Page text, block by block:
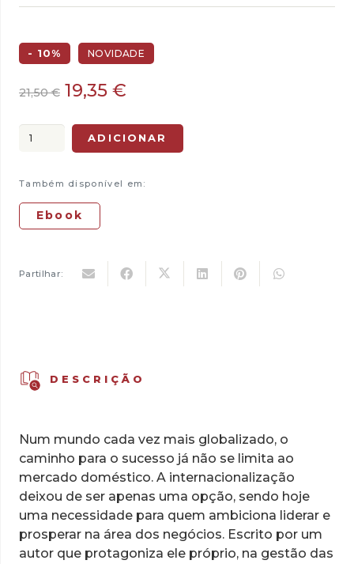
- 10% NOVIDADE
21,50€ O
original
era:
19,35 €
atual
é:
Quantidade
Internacionalização
ADICIONAR
Também disponível em:
Ebook
Partilhar:
DESCRIÇÃO
Num mundo cada vez mais globalizado, o
caminho para o sucesso já não se limita ao
mercado doméstico. A internacionalização
deixou de ser apenas uma opção, sendo hoje
uma necessidade para quem ambiciona liderar e
prosperar na área dos negócios. Escrito por um
autor que protagoniza ele próprio, na gestão das